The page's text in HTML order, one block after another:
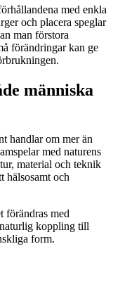
med enkla
och placera speglar
man förstora
förändringar kan ge
människa
handlar om mer än
med naturens
material och teknik
hälsosamt och
förändras med
koppling till
form.